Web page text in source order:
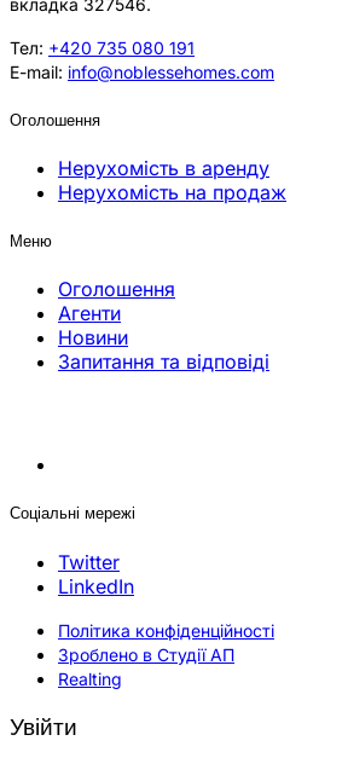
Тел: +420 735 080 191
E-mail: info@noblessehomes.com
Оголошення
Нерухомість в аренду
Нерухомість на продаж
Меню
Оголошення
Агенти
Новини
Запитання та відповіді
Соціальні мережі
Twitter
LinkedIn
Політика конфіденційності
Зроблено в Студії АП
Realting
Увійти